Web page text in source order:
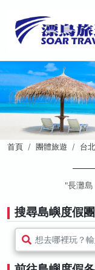
首頁 團體旅遊 台
長灘
搜尋島嶼度假
想去哪裡玩？